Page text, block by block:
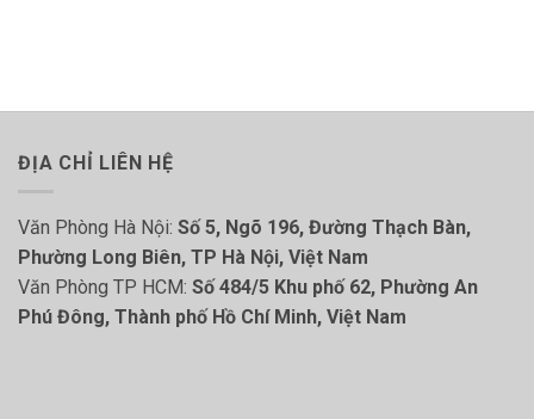
ĐỊA CHỈ LIÊN HỆ
Văn Phòng Hà Nội: Số 5, Ngõ 196, Đường Thạch Bàn,
Phường Long Biên, TP Hà Nội, Việt Nam
Văn Phòng TP HCM: Số 484/5 Khu phố 62, Phường An
Phú Đông, Thành phố Hồ Chí Minh, Việt Nam